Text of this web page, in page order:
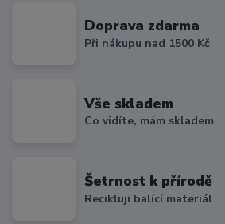
Doprava zdarma
Při nákupu nad 1500 Kč
Vše skladem
Co vidíte, mám skladem
Šetrnost k přírodě
Recikluji balící materiál